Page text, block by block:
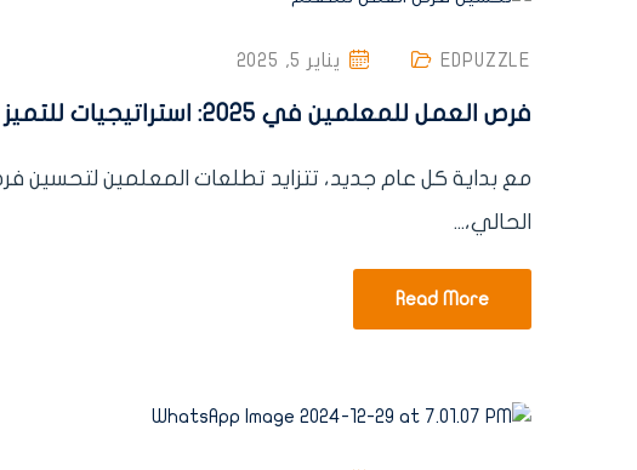
EDPUZZLE يناير 5, 2025
فرص العمل للمعلمين في 2025: استراتيجيات للتميز والتطور
مع بداية كل عام جديد، تتزايد تطلعات المعلمين لتحسين
الحالي،...
Read More